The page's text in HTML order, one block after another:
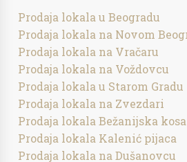
Prodaja lokala u Beogradu
Prodaja lokala na Novom
Prodaja lokala na Vračaru
Prodaja lokala na Voždovcu
Prodaja lokala u Starom Gradu
Prodaja lokala na Zvezdari
Prodaja lokala Bežanijska kosa
Prodaja lokala Kalenić pijaca
Prodaja lokala na Dušanovcu